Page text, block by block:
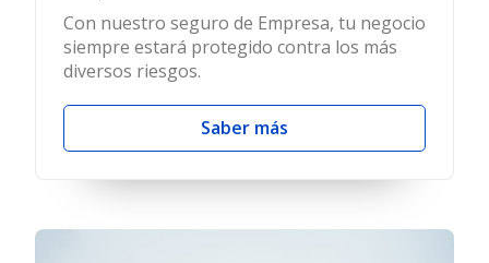
Con nuestro seguro de Empresa, tu negocio
siempre estará protegido contra los más
diversos riesgos.
Saber más